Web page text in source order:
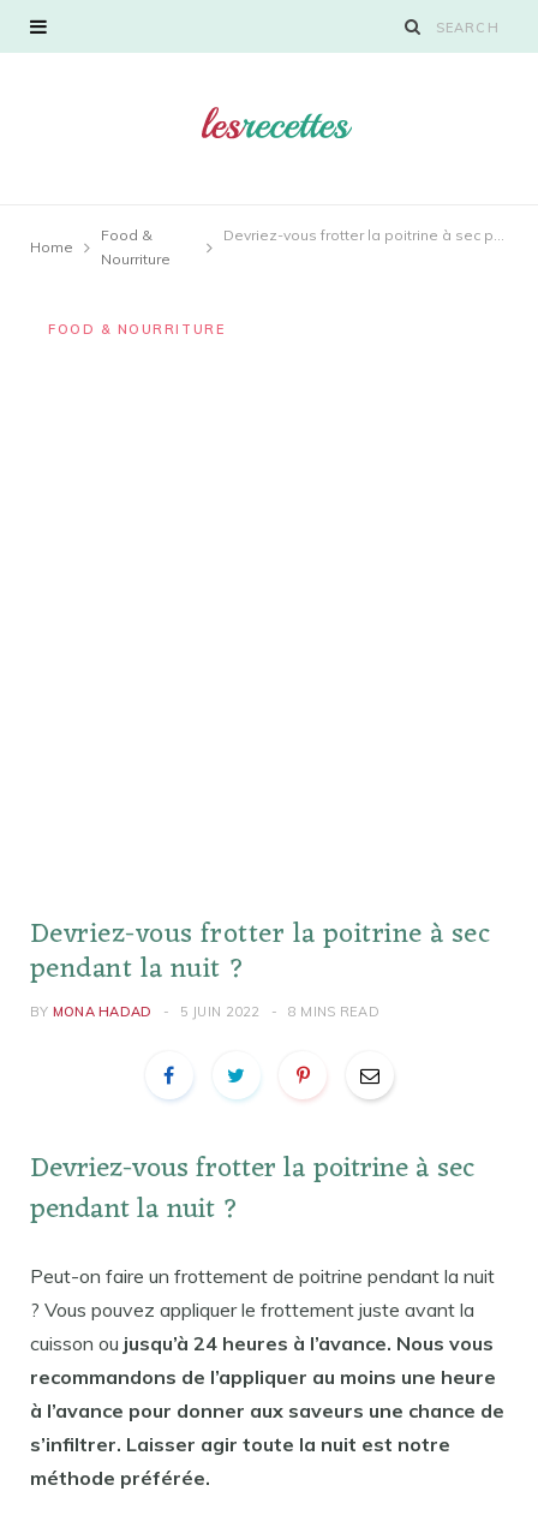
Home
Food &
Nourriture
Devriez-vous frotter la poitrine à sec pendant la nuit ?
FOOD & NOURRITURE
Devriez-vous frotter la poitrine à sec
pendant la nuit ?
BY MONA HADAD 5 JUIN 2022 8 MINS READ
Devriez-vous frotter la poitrine à sec
pendant la nuit ?
Peut-on faire un frottement de poitrine pendant la nuit
? Vous pouvez appliquer le frottement juste avant la
cuisson ou jusqu’à 24 heures à l’avance. Nous vous
recommandons de l’appliquer au moins une heure
à l’avance pour donner aux saveurs une chance de
s’infiltrer. Laisser agir toute la nuit est notre
méthode préférée.